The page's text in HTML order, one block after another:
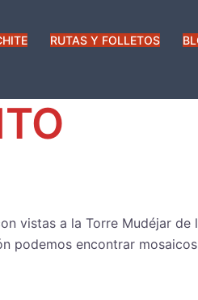
RUTAS Y FOLLETOS
vistas a la Torre Mudéjar de
podemos encontrar